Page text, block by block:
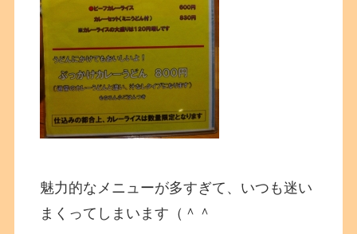
魅力的なメニューが多すぎて、いつも迷い
まくってしまいます（＾＾